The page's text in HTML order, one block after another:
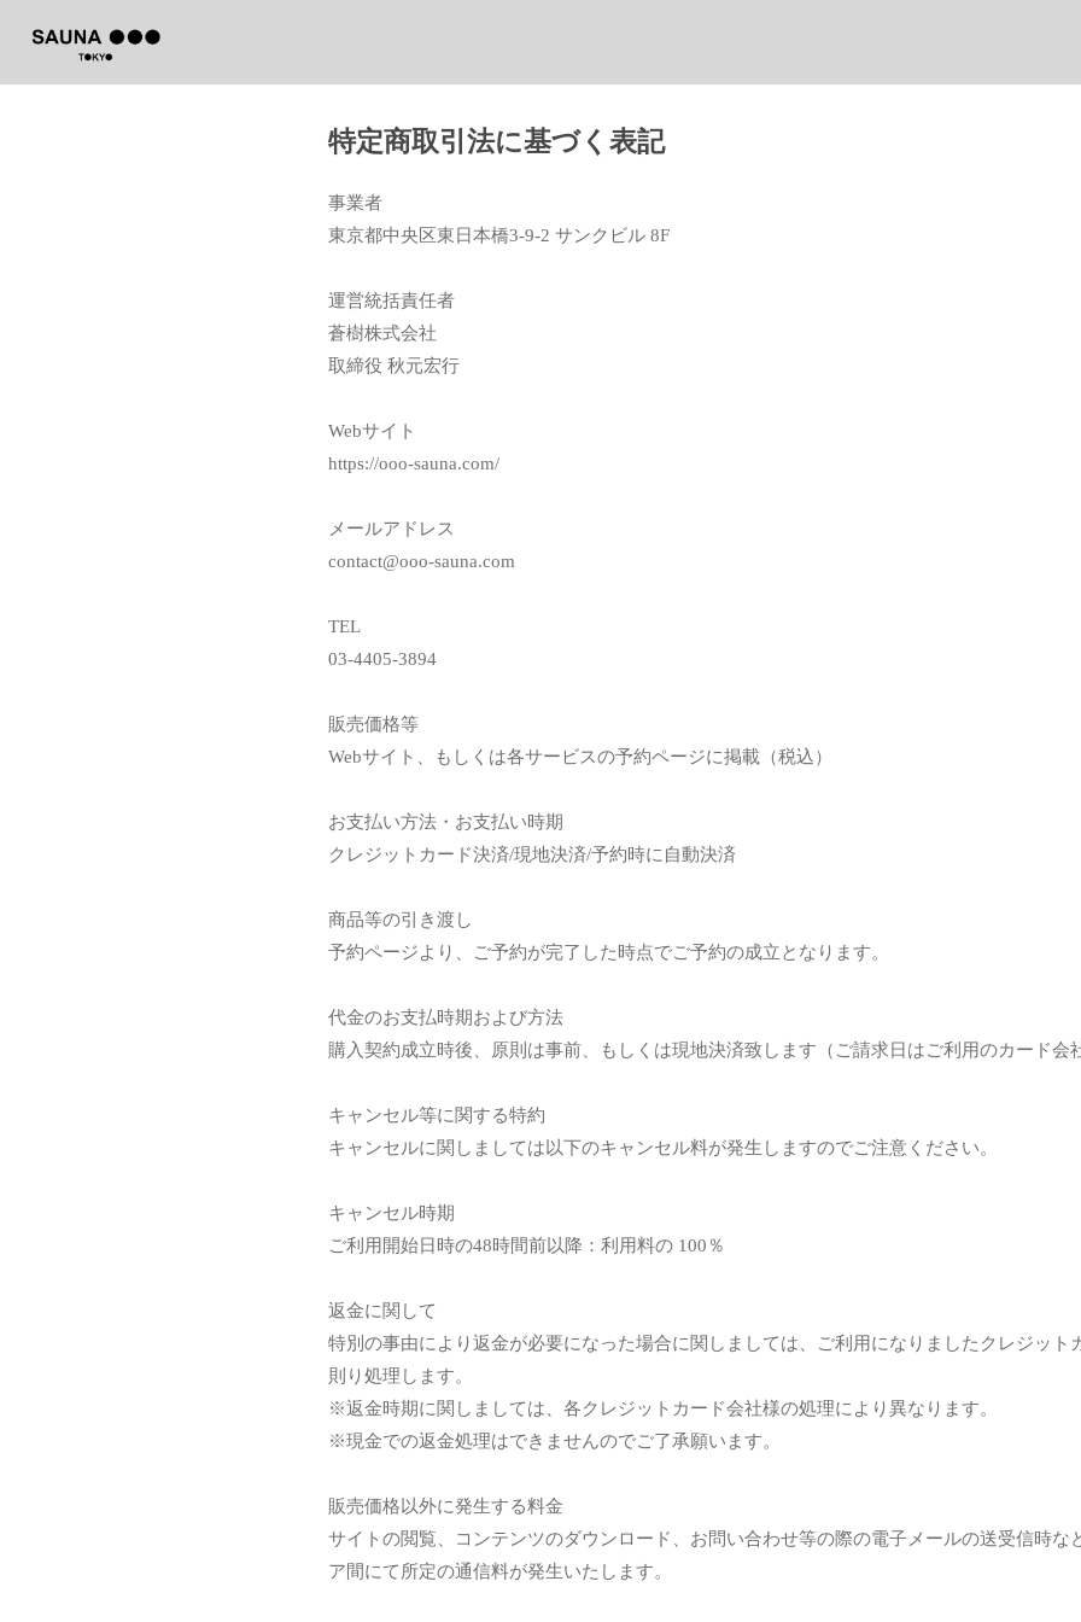
特定商取引法に基づく表記
事業者
東京都中央区東日本橋3-9-2 サンクビル 8F
運営統括責任者
蒼樹株式会社
取締役 秋元宏行
Webサイト
https://ooo-sauna.com/
メールアドレス
contact@ooo-sauna.com
TEL
03-4405-3894
販売価格等
Webサイト、もしくは各サービスの予約ページに掲載（税込）
お支払い方法・お支払い時期
クレジットカード決済/現地決済/予約時に自動決済
商品等の引き渡し
予約ページより、ご予約が完了した時点でご予約の成立となります。
代金のお支払時期および方法
購入契約成立時後、原則は事前、もしくは現地決済致します（ご請求日はご利用のカード会
キャンセル等に関する特約
キャンセルに関しましては以下のキャンセル料が発生しますのでご注意ください。
キャンセル時期
ご利用開始日時の48時間前以降：利用料の 100％
返金に関して
特別の事由により返金が必要になった場合に関しましては、ご利用になりましたクレジット
則り処理します。
※返金時期に関しましては、各クレジットカード会社様の処理により異なります。
※現金での返金処理はできませんのでご了承願います。
販売価格以外に発生する料金
サイトの閲覧、コンテンツのダウンロード、お問い合わせ等の際の電子メールの送受信時な
ア間にて所定の通信料が発生いたします。